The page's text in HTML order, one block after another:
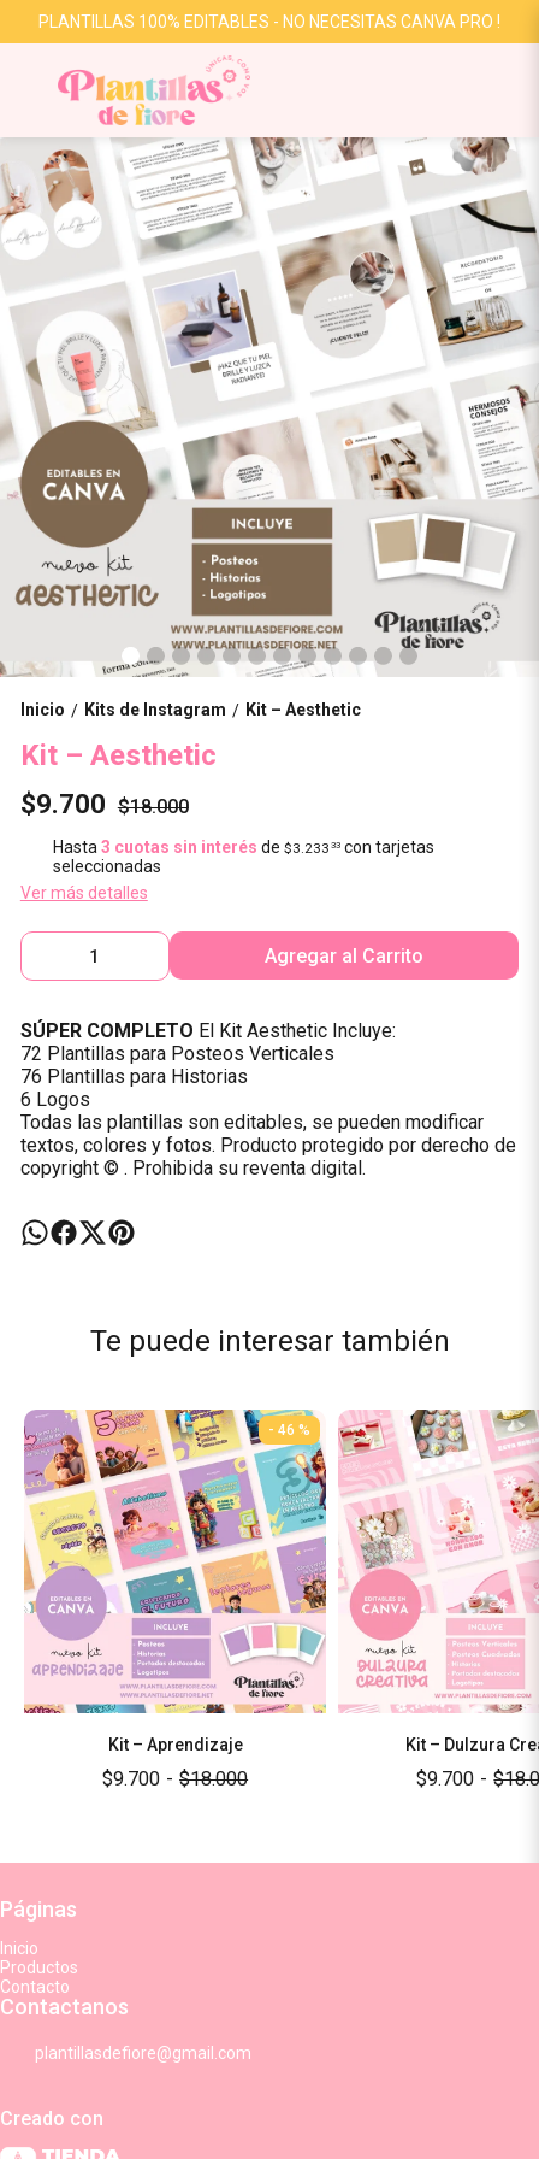
PLANTILLAS 100% EDITABLES - NO NECESITAS CANVA PRO !
Inicio / Kits de Instagram / Kit – Aesthetic
Kit – Aesthetic
$9.700 $18.000
Hasta3 cuotas sin interés de$3.233 33 con tarjetas
seleccionadas
Ver más detalles
Agregar al Carrito
SÚPER COMPLETO El Kit Aesthetic Incluye:
72 Plantillas para Posteos Verticales
76 Plantillas para Historias
6 Logos
Todas las plantillas son editables, se pueden modificar
textos, colores y fotos. Producto protegido por derecho de
copyright © . Prohibida su reventa digital.
Te puede interesar también
- 46 %
Kit – Aprendizaje
$9.700 - $18.000
Kit – Dulzura
$9.700 -
Páginas
Inicio
Productos
Contacto
Contactanos
plantillasdefiore@gmail.com
Creado con